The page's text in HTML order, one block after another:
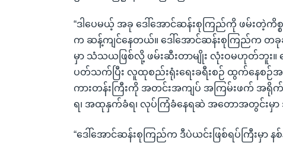
“ဒါပေမယ့် အခု ဒေါ်အောင်ဆန်းစုကြည်ကို ဖမ်းတဲ့ကိ
က ဆန့်ကျင်နေတယ်။ ဒေါ်အောင်ဆန်းစုကြည်က တခု
မှာ သံသယဖြစ်လို့ ဖမ်းဆီးတာမျိုး လုံးဝမဟုတ်ဘူး။
ပတ်သက်ပြီး လူထုစည်းရုံးရေးခရီးစဉ် ထွက်နေစဉ်အ
ကားတန်းကြီးကို အတင်းအကျပ် အကြမ်းဖက် အရို
ရ၊ အထုနှက်ခံရ၊ လုပ်ကြံခံနေရဆဲ အတောအတွင်းမှ
“ဒေါ်အောင်ဆန်းစုကြည်က ဒီပဲယင်းဖြစ်ရပ်ကြီးမှာ